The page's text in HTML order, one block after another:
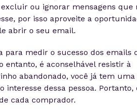
ou ignorar mensagens que
por isso aproveite a
abrir o seu email.
para medir o sucesso dos emails
entanto, é aconselhável resistir à
abandonado, você já tem uma
dessa pessoa. Portanto,
cada comprador.